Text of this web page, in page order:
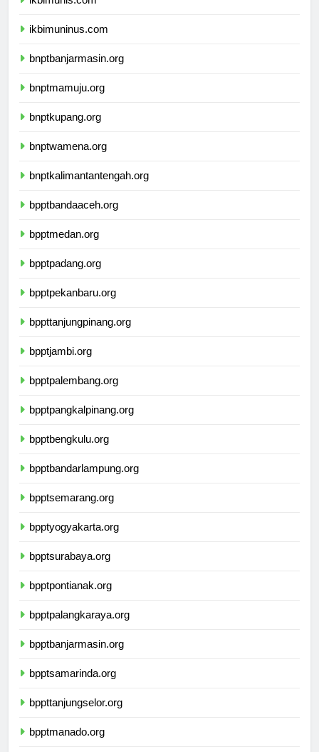
ikbimuninus.com
bnptbanjarmasin.org
bnptmamuju.org
bnptkupang.org
bnptwamena.org
bnptkalimantantengah.org
bpptbandaaceh.org
bpptmedan.org
bpptpadang.org
bpptpekanbaru.org
bppttanjungpinang.org
bpptjambi.org
bpptpalembang.org
bpptpangkalpinang.org
bpptbengkulu.org
bpptbandarlampung.org
bpptsemarang.org
bpptyogyakarta.org
bpptsurabaya.org
bpptpontianak.org
bpptpalangkaraya.org
bpptbanjarmasin.org
bpptsamarinda.org
bppttanjungselor.org
bpptmanado.org